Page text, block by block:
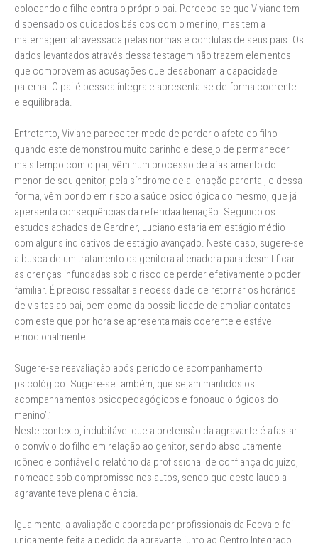
colocando o filho contra o próprio pai. Percebe-se que Viviane tem
dispensado os cuidados básicos com o menino, mas tem a
maternagem atravessada pelas normas e condutas de seus pais. Os
dados levantados através dessa testagem não trazem elementos
que comprovem as acusações que desabonam a capacidade
paterna. O pai é pessoa íntegra e apresenta-se de forma coerente
e equilibrada.
Entretanto, Viviane parece ter medo de perder o afeto do filho
quando este demonstrou muito carinho e desejo de permanecer
mais tempo com o pai, vêm num processo de afastamento do
menor de seu genitor, pela síndrome de alienação parental, e dessa
forma, vêm pondo em risco a saúde psicológica do mesmo, que já
apersenta conseqüências da referidaa lienação. Segundo os
estudos achados de Gardner, Luciano estaria em estágio médio
com alguns indicativos de estágio avançado. Neste caso, sugere-se
a busca de um tratamento da genitora alienadora para desmitificar
as crenças infundadas sob o risco de perder efetivamente o poder
familiar. É preciso ressaltar a necessidade de retornar os horários
de visitas ao pai, bem como da possibilidade de ampliar contatos
com este que por hora se apresenta mais coerente e estável
emocionalmente.
Sugere-se reavaliação após período de acompanhamento
psicológico. Sugere-se também, que sejam mantidos os
acompanhamentos psicopedagógicos e fonoaudiológicos do
menino’.’
Neste contexto, indubitável que a pretensão da agravante é afastar
o convívio do filho em relação ao genitor, sendo absolutamente
idôneo e confiável o relatório da profissional de confiança do juízo,
nomeada sob compromisso nos autos, sendo que deste laudo a
agravante teve plena ciência.
Igualmente, a avaliação elaborada por profissionais da Feevale foi
unicamente feita a pedido da agravante junto ao Centro Integrado